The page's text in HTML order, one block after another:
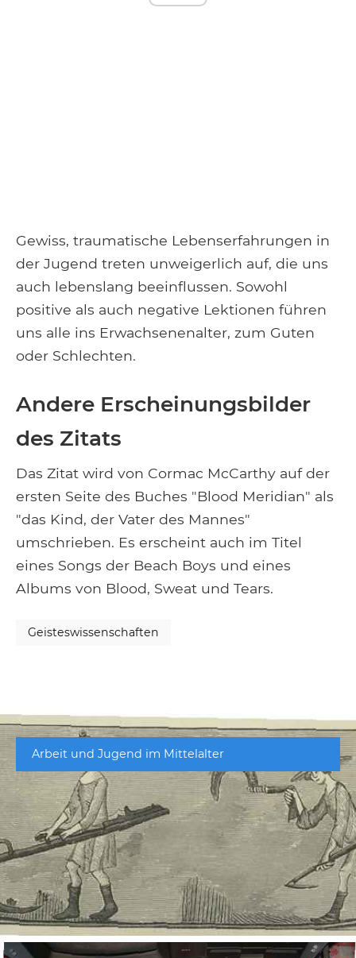
Gewiss, traumatische Lebenserfahrungen in
der Jugend treten unweigerlich auf, die uns
auch lebenslang beeinflussen. Sowohl
positive als auch negative Lektionen führen
uns alle ins Erwachsenenalter, zum Guten
oder Schlechten.
Andere Erscheinungsbilder
des Zitats
Das Zitat wird von Cormac McCarthy auf der
ersten Seite des Buches "Blood Meridian" als
"das Kind, der Vater des Mannes"
umschrieben. Es erscheint auch im Titel
eines Songs der Beach Boys und eines
Albums von Blood, Sweat und Tears.
Geisteswissenschaften
Arbeit und Jugend im Mittelalter